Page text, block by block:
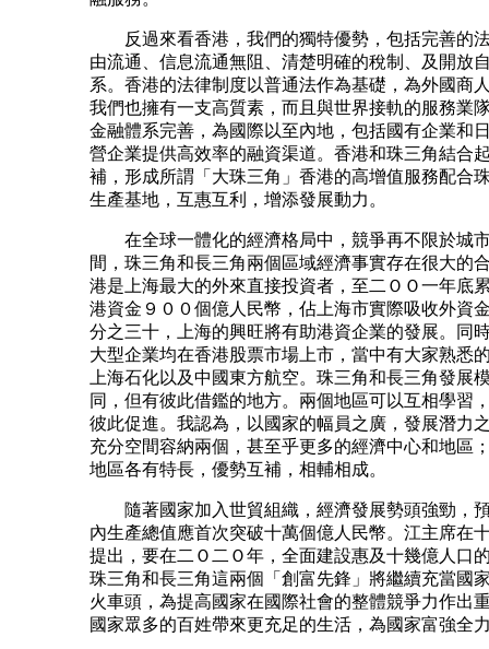
反過來看香港，我們的獨特優勢，包括完善的
由流通、信息流通無阻、清楚明確的稅制、及開放
系。香港的法律制度以普通法作為基礎，為外國商
我們也擁有一支高質素，而且與世界接軌的服務業
金融體系完善，為國際以至內地，包括國有企業和
營企業提供高效率的融資渠道。香港和珠三角結合
補，形成所謂「大珠三角」香港的高增值服務配合
生產基地，互惠互利，增添發展動力。
在全球一體化的經濟格局中，競爭再不限於城
間，珠三角和長三角兩個區域經濟事實存在很大的
港是上海最大的外來直接投資者，至二ＯＯ一年底
港資金９００個億人民幣，佔上海市實際吸收外資
分之三十，上海的興旺將有助港資企業的發展。同
大型企業均在香港股票市場上市，當中有大家熟悉
上海石化以及中國東方航空。珠三角和長三角發展
同，但有彼此借鑑的地方。兩個地區可以互相學習
彼此促進。我認為，以國家的幅員之廣，發展潛力
充分空間容納兩個，甚至乎更多的經濟中心和地區
地區各有特長，優勢互補，相輔相成。
隨著國家加入世貿組織，經濟發展勢頭強勁，
內生產總值應首次突破十萬個億人民幣。江主席在
提出，要在二Ｏ二Ｏ年，全面建設惠及十幾億人口
珠三角和長三角這兩個「創富先鋒」將繼續充當國
火車頭，為提高國家在國際社會的整體競爭力作出
國家眾多的百姓帶來更充足的生活，為國家富強全